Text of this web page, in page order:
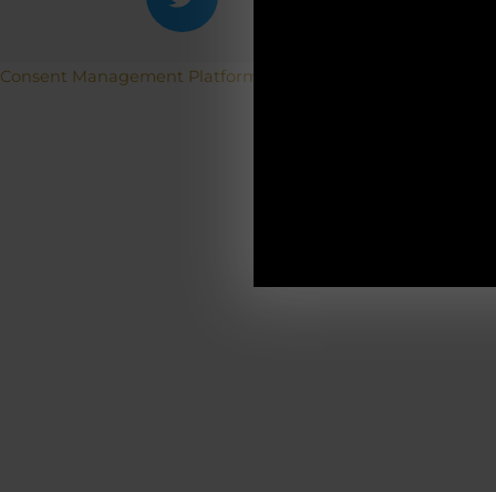
Consent Management Platform von Real Cookie Banner